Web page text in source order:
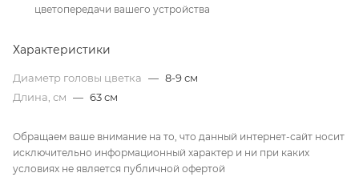
цветопередачи вашего устройства
Характеристики
Диаметр головы цветка — 8-9 см
Длина, см — 63 см
Обращаем ваше внимание на то, что данный интернет-сайт носит
исключительно информационный характер и ни при каких
условиях не является публичной офертой